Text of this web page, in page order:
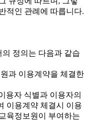
적인 관례에 따릅니다.
정의는 다음과 같습
과 이용계약을 체결한
용자 식별과 이용자의
이용계약 체결시 이용
육정보원이 부여하는